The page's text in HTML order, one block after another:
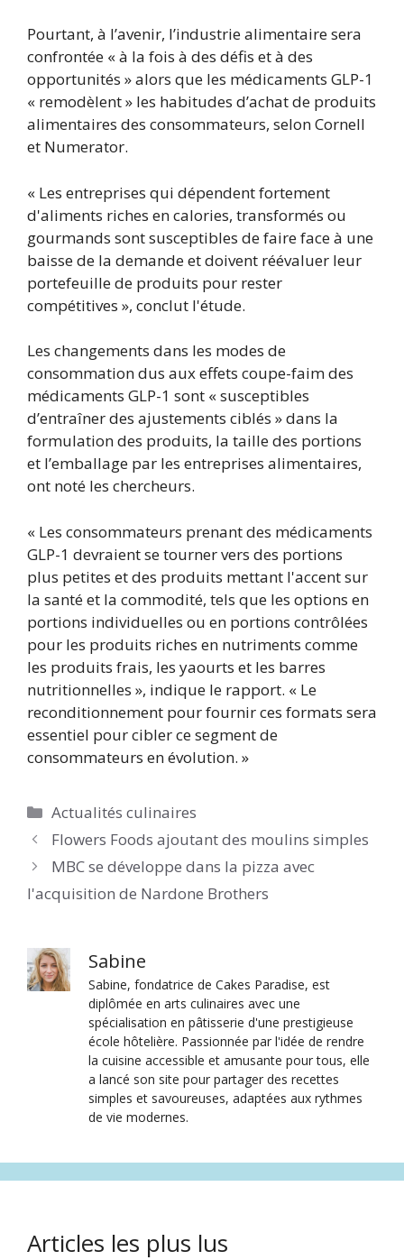
Pourtant, à l’avenir, l’industrie alimentaire sera
confrontée « à la fois à des défis et à des
opportunités » alors que les médicaments GLP-1
« remodèlent » les habitudes d’achat de produits
alimentaires des consommateurs, selon Cornell
et Numerator.
« Les entreprises qui dépendent fortement
d'aliments riches en calories, transformés ou
gourmands sont susceptibles de faire face à une
baisse de la demande et doivent réévaluer leur
portefeuille de produits pour rester
compétitives », conclut l'étude.
Les changements dans les modes de
consommation dus aux effets coupe-faim des
médicaments GLP-1 sont « susceptibles
d’entraîner des ajustements ciblés » dans la
formulation des produits, la taille des portions
et l’emballage par les entreprises alimentaires,
ont noté les chercheurs.
« Les consommateurs prenant des médicaments
GLP-1 devraient se tourner vers des portions
plus petites et des produits mettant l'accent sur
la santé et la commodité, tels que les options en
portions individuelles ou en portions contrôlées
pour les produits riches en nutriments comme
les produits frais, les yaourts et les barres
nutritionnelles », indique le rapport. « Le
reconditionnement pour fournir ces formats sera
essentiel pour cibler ce segment de
consommateurs en évolution. »
Catégories
Actualités culinaires
Flowers Foods ajoutant des moulins simples
MBC se développe dans la pizza avec
l'acquisition de Nardone Brothers
Sabine
Sabine, fondatrice de Cakes Paradise, est
diplômée en arts culinaires avec une
spécialisation en pâtisserie d'une prestigieuse
école hôtelière. Passionnée par l'idée de rendre
la cuisine accessible et amusante pour tous, elle
a lancé son site pour partager des recettes
simples et savoureuses, adaptées aux rythmes
de vie modernes.
Articles les plus lus